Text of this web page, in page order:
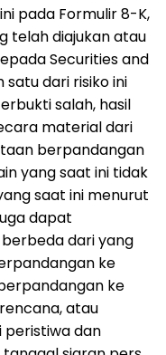
pada Formulir 8-K,
telah diajukan atau
Securities and
satu dari risiko ini
salah, hasil
material dari
berpandangan
yang saat ini tidak
saat ini menurut
dapat
dari yang
ke
ke
atau
peristiwa dan